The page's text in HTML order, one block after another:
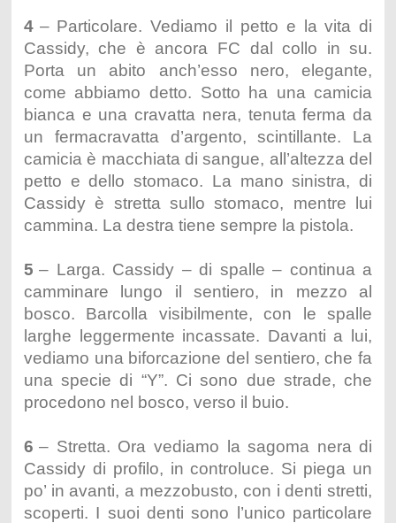
4 – Particolare. Vediamo il petto e la vita di
Cassidy, che è ancora FC dal collo in su.
Porta un abito anch’esso nero, elegante,
come abbiamo detto. Sotto ha una camicia
bianca e una cravatta nera, tenuta ferma da
un fermacravatta d’argento, scintillante. La
camicia è macchiata di sangue, all’altezza del
petto e dello stomaco. La mano sinistra, di
Cassidy è stretta sullo stomaco, mentre lui
cammina. La destra tiene sempre la pistola.
5 – Larga. Cassidy – di spalle – continua a
camminare lungo il sentiero, in mezzo al
bosco. Barcolla visibilmente, con le spalle
larghe leggermente incassate. Davanti a lui,
vediamo una biforcazione del sentiero, che fa
una specie di “Y”. Ci sono due strade, che
procedono nel bosco, verso il buio.
6 – Stretta. Ora vediamo la sagoma nera di
Cassidy di profilo, in controluce. Si piega un
po’ in avanti, a mezzobusto, con i denti stretti,
scoperti. I suoi denti sono l’unico particolare